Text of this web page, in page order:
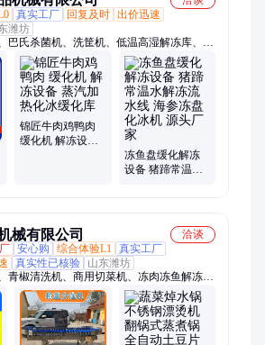
真实工厂 回复及时 出价迅速
潍坊
巴氏杀菌机、洗筐机、低温高湿解冻库、低
卤煮线、多层烘干机、清洗风干线
锦匠牛肉鸡鸭肉
缓化机 解冻设备
冻鱼盘缓化解冻
设备 猪蹄常温水
械有限公司
洽谈
厂 安心购 综合体验L1 真实工厂
真实性已核验
山东潍坊
青椒清洗机、商用切菜机、冻肉冻鱼解冻流
双头切菜机、山楂清洗设备、食堂切菜机
香菜清洗设备、油炸机、淋浆机、切丝机